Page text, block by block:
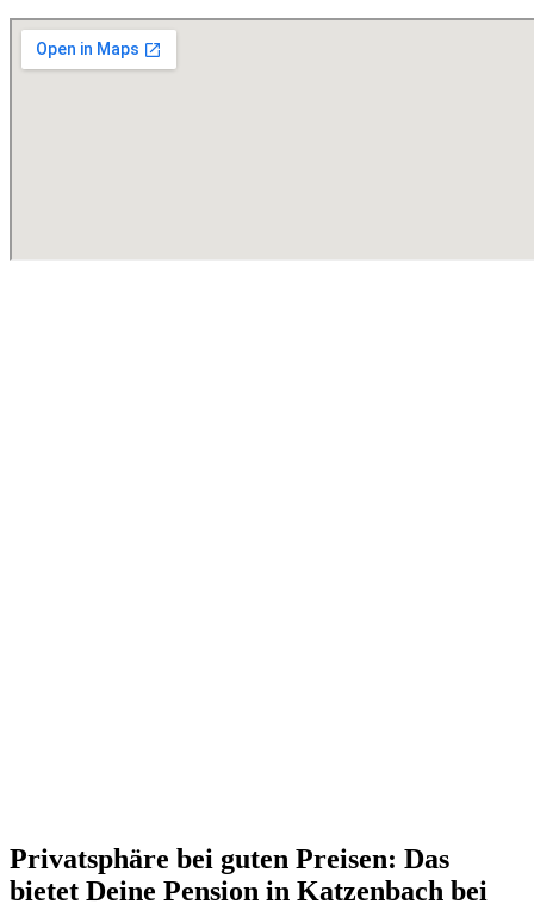
Privatsphäre bei guten Preisen: Das
bietet Deine Pension in Katzenbach bei